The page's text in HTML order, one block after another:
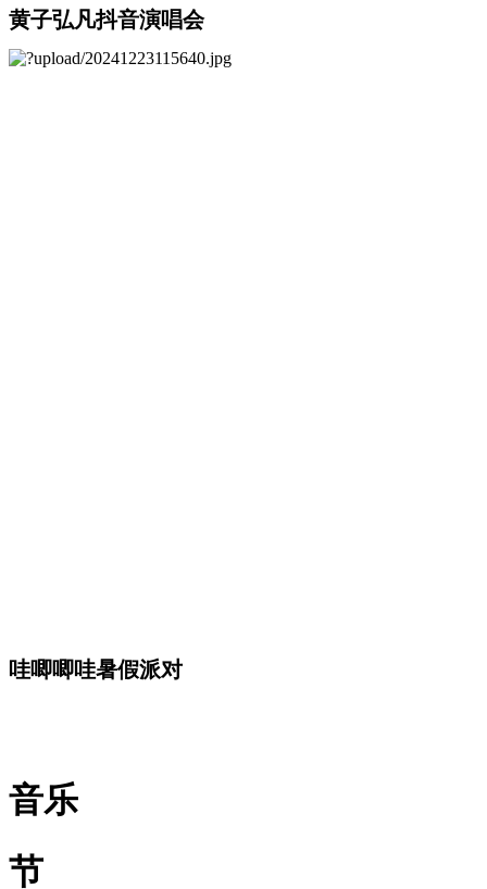
黄子弘凡抖音演唱会
哇唧唧哇暑假派对
音乐
节